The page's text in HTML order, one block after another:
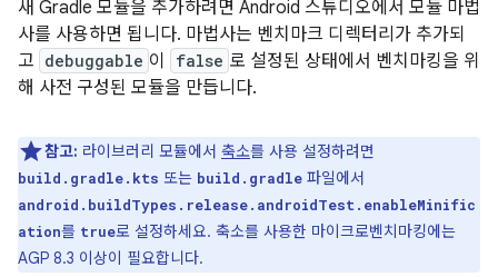
새 Gradle 모듈을 추가하려면 Android 스튜디오에서 모듈 마법
사를 사용하면 됩니다. 마법사는 벤치마크 디렉터리가 추가되
고 debuggable 이 false 로 설정된 상태에서 벤치마킹을 위
해 사전 구성된 모듈을 만듭니다.
참고: 라이브러리 모듈에서 축소를 사용 설정하려면
build.gradle.kts 또는 build.gradle 파일에서
android.buildTypes.release.androidTest.enableMinific
ation를 true로 설정하세요. 축소를 사용한 마이크로벤치마킹에는
AGP 8.3 이상이 필요합니다.